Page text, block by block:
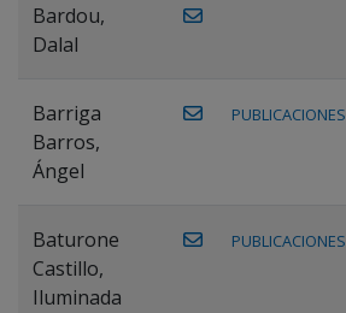
Bardou,
Dalal
Barriga
Barros,
Ángel
PUBLICACIONES
Baturone
Castillo,
Iluminada
PUBLICACIONES